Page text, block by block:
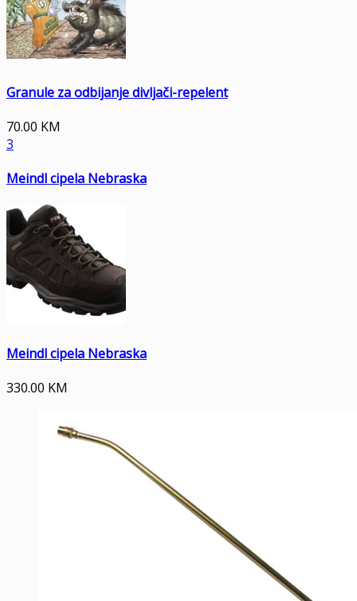
Granule za odbijanje divljači-repelent
70.00 KM
3
Meindl cipela Nebraska
Meindl cipela Nebraska
330.00 KM